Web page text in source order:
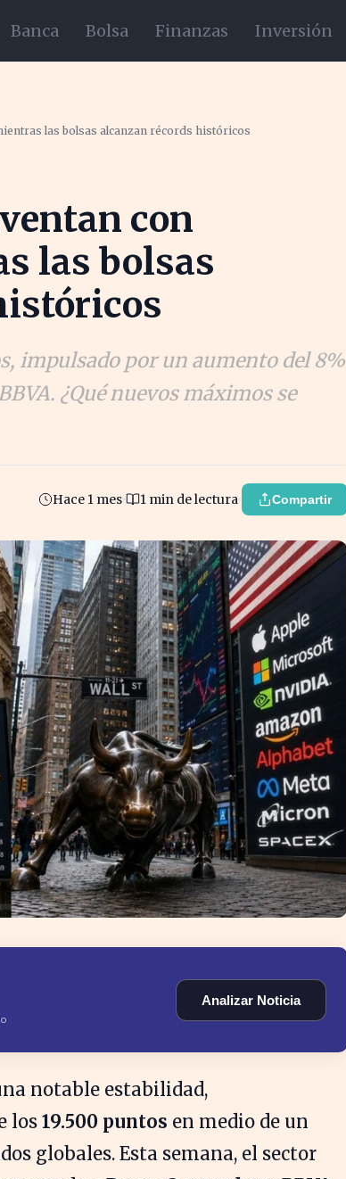
Banca Bolsa Finanzas Inversión
las bolsas alcanzan récords históricos
con
las bolsas
impulsado por un aumento del 8%
¿Qué nuevos máximos se
Hace 1 mes 1 min de lectura Compartir
Analizar Noticia
notable estabilidad,
los 19.500 puntos en medio de un
globales. Esta semana, el sector